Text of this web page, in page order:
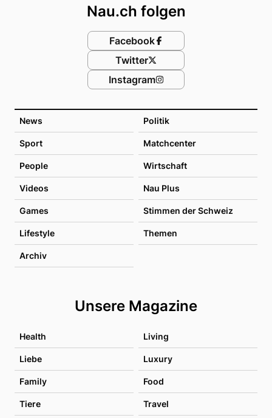
News Politik
Sport Matchcenter
People Wirtschaft
Videos Nau Plus
Games Stimmen der Schweiz
Lifestyle Themen
Archiv
Unsere Magazine
Health Living
Liebe Luxury
Family Food
Tiere Travel
Nau.ch folgen
Facebook
Twitter
Instagram